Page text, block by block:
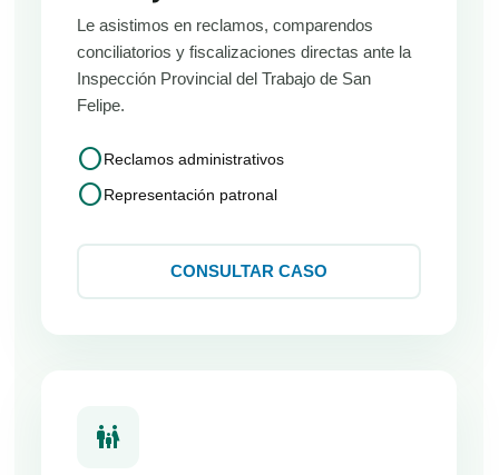
Le asistimos en reclamos, comparendos
conciliatorios y fiscalizaciones directas ante la
Inspección Provincial del Trabajo de San
Felipe.
circleReclamos administrativos
circleRepresentación patronal
CONSULTAR CASO
family_restroom